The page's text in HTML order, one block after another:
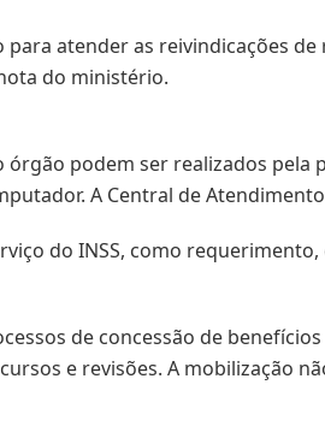
atender as reivindicações
do ministério.
órgão podem ser realizados
A Central de
do INSS, como
de concessão de
e revisões. A mobilização